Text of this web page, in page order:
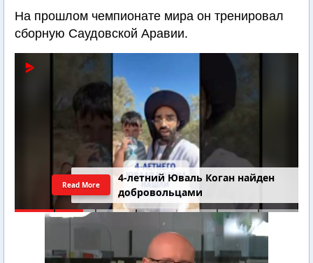
На прошлом чемпионате мира он тренировал
сборную Саудовской Аравии.
4-летний Юваль Коган найден
добровольцами
Read More